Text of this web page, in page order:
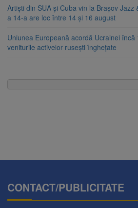
Artiști din SUA și Cuba vin la Brașov Jazz
a 14-a are loc între 14 și 16 august
Uniunea Europeană acordă Ucrainei
veniturile activelor rusești înghețate
CONTACT/PUBLICITATE